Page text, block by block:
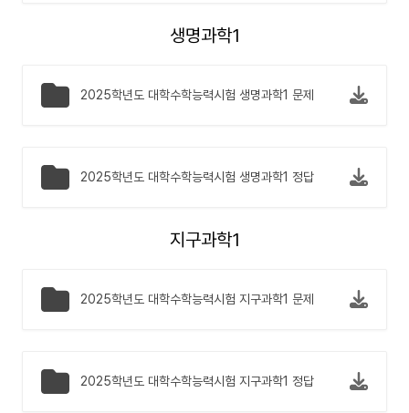
생명과학1
2025학년도 대학수학능력시험 생명과학1 문제
2025학년도 대학수학능력시험 생명과학1 정답
지구과학1
2025학년도 대학수학능력시험 지구과학1 문제
2025학년도 대학수학능력시험 지구과학1 정답